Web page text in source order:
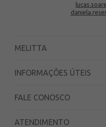
MELITTA
INFORMAÇÕES ÚTEIS
FALE CONOSCO
ATENDIMENTO